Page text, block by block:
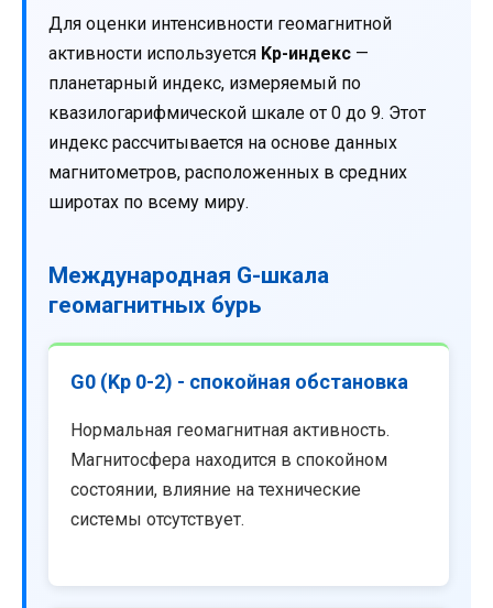
Для оценки интенсивности геомагнитной
активности используется Kp-индекс —
планетарный индекс, измеряемый по
квазилогарифмической шкале от 0 до 9. Этот
индекс рассчитывается на основе данных
магнитометров, расположенных в средних
широтах по всему миру.
Международная G-шкала
геомагнитных бурь
G0 (Kp 0-2) - спокойная обстановка
Нормальная геомагнитная активность.
Магнитосфера находится в спокойном
состоянии, влияние на технические
системы отсутствует.